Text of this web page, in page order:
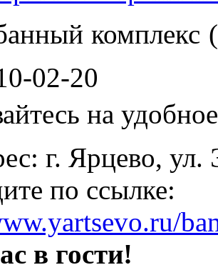
комплекс
02-20
на
г. Ярцево, ул.
по ссылке:
в гости!